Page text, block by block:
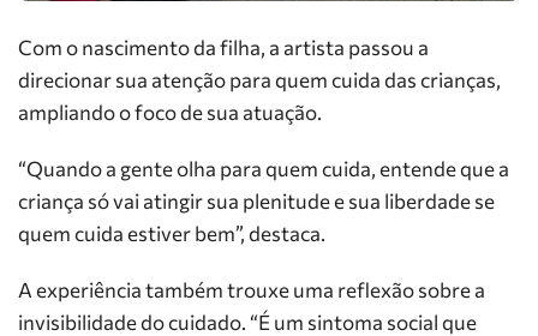
Com o nascimento da filha, a artista passou a
direcionar sua atenção para quem cuida das crianças,
ampliando o foco de sua atuação.
“Quando a gente olha para quem cuida, entende que a
criança só vai atingir sua plenitude e sua liberdade se
quem cuida estiver bem”, destaca.
A experiência também trouxe uma reflexão sobre a
invisibilidade do cuidado. “É um sintoma social que